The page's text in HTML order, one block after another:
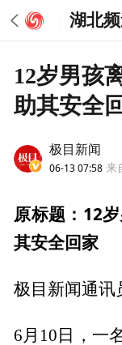
湖北
12岁男孩
助其安全
极目新闻
06-13 07:58 来
原标题：12
其安全回家
极目新闻通讯
6月10日，一